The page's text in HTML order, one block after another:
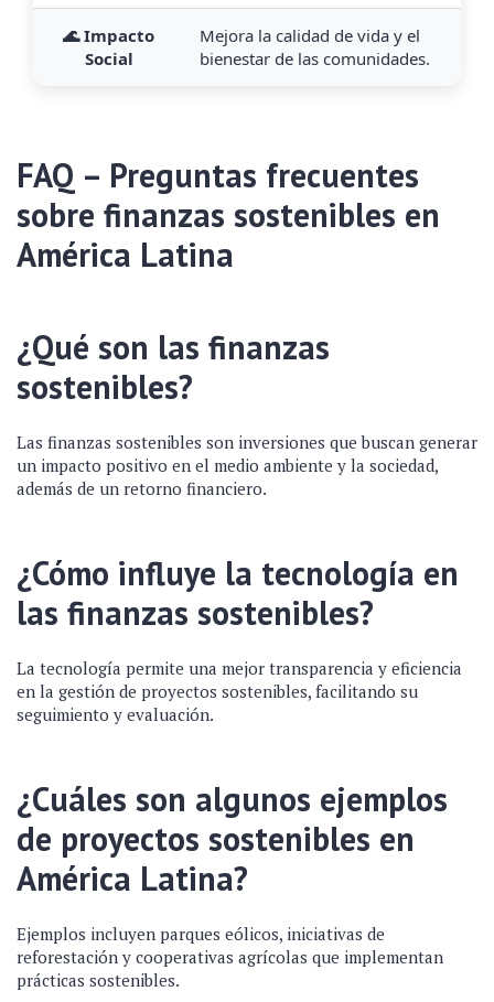
🌊 Impacto
Social
Mejora la calidad de vida y el
bienestar de las comunidades.
FAQ – Preguntas frecuentes
sobre finanzas sostenibles en
América Latina
¿Qué son las finanzas
sostenibles?
Las finanzas sostenibles son inversiones que buscan generar
un impacto positivo en el medio ambiente y la sociedad,
además de un retorno financiero.
¿Cómo influye la tecnología en
las finanzas sostenibles?
La tecnología permite una mejor transparencia y eficiencia
en la gestión de proyectos sostenibles, facilitando su
seguimiento y evaluación.
¿Cuáles son algunos ejemplos
de proyectos sostenibles en
América Latina?
Ejemplos incluyen parques eólicos, iniciativas de
reforestación y cooperativas agrícolas que implementan
prácticas sostenibles.